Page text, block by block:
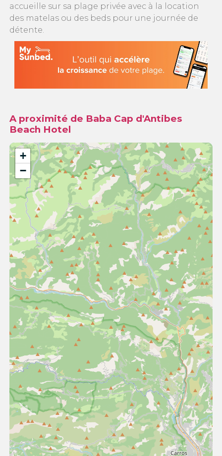
accueille sur sa plage privée avec à la location
des matelas ou des beds pour une journée de
détente.
A proximité de Baba Cap d'Antibes
Beach Hotel
+
−